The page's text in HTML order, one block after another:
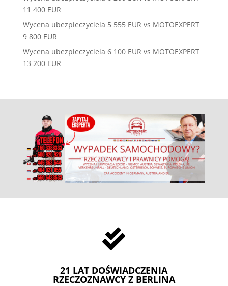
11 400 EUR
Wycena ubezpieczyciela 5 555 EUR vs MOTOEXPERT
9 800 EUR
Wycena ubezpieczyciela 6 100 EUR vs MOTOEXPERT
13 200 EUR

21 LAT DOŚWIADCZENIA
RZECZOZNAWCY Z BERLINA